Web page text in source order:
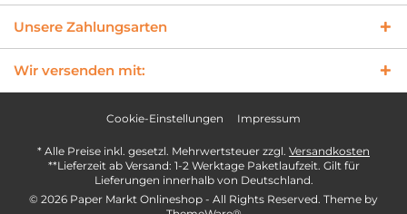
Unsere Zahlungsarten
Wir versenden mit:
Cookie-Einstellungen Impressum
* Alle Preise inkl. gesetzl. Mehrwertsteuer zzgl. Versandkosten
**Lieferzeit ab Versand: 1-2 Werktage Paketlaufzeit. Gilt für
Lieferungen innerhalb von Deutschland.
© 2026 Paper Markt Onlineshop - All Rights Reserved. Theme by